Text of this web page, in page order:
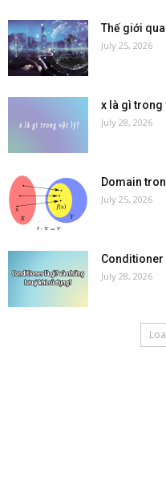
Thế giới
July 25, 2026
x là gì trong
July 28, 2026
Domain
July 25, 2026
Conditioner
July 28, 2026